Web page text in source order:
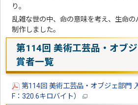
り。
乱雑な世の中、命の意味を考え、生命
制作しました。
第114回 美術工芸品・オブ
賞者一覧
第114回 美術工芸品・オブジェ部門
F：320.6キロバイト）